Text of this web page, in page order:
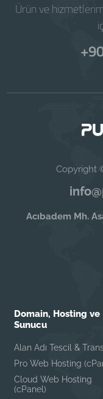
Ürün ve
Copyright
Acıbadem Mh.
Domain, Hosting ve
Sunucu
Alan Adı Tescil &
Pro Web Hosting
Cloud Web Hosting
(cPanel)